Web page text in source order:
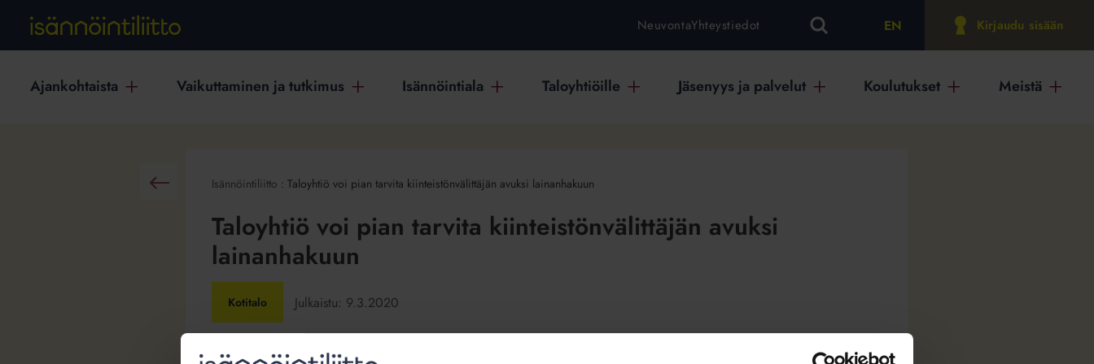
NeuvontaYhteystiedot EN Kirjaudu sisään
Ajankohtaista Vaikuttaminen ja tutkimus Isännöintiala Taloyhtiöille Jäsenyys ja palvelut Koulutukset Meistä
Takaisin Isännöintiliitto : Taloyhtiö voi pian tarvita kiinteistönvälittäjän avuksi lainanhakuun
Taloyhtiö voi pian tarvita kiinteistönvälittäjän avuksi
lainanhakuun
Kotitalo Julkaistu: 9.3.2020